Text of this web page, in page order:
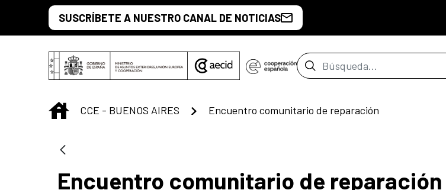
Saltar al contenido principal
SUSCRÍBETE A NUESTRO CANAL DE NOTICIAS
Barra de búsqueda
INICIO
CCE - BUENOS AIRES Encuentro comunitario de reparación
Encuentro comunitario de reparación